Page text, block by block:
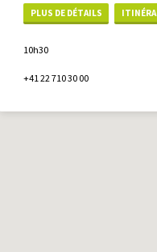
PLUS DE DÉTAILS
10h30
+41 22 710 30 00